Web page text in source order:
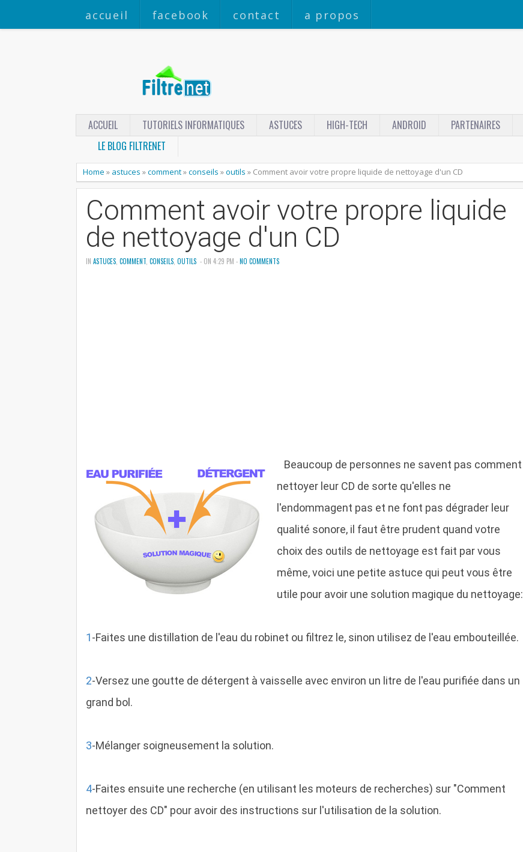
accueil facebook contact a propos
ACCUEIL TUTORIELS INFORMATIQUES ASTUCES HIGH-TECH ANDROID PARTENAIRES
LE BLOG FILTRENET
Home » astuces »comment»conseils »outils » Comment avoir votre propre liquide de nettoyage d'un CD
Comment avoir votre propre liquide
de nettoyage d'un CD
IN ASTUCES COMMENT CONSEILS OUTILS - ON 4:29 PM -NO COMMENTS
Beaucoup de personnes ne savent pas comment
nettoyer leur CD de sorte qu'elles ne
l'endommagent pas et ne font pas dégrader leur
qualité sonore, il faut être prudent quand votre
choix des outils de nettoyage est fait par vous
même, voici une petite astuce qui peut vous être
utile pour avoir une solution magique du nettoyage:
1-Faites une distillation de l'eau du robinet ou filtrez le, sinon utilisez de l'eau embouteillée.
2-Versez une goutte de détergent à vaisselle avec environ un litre de l'eau purifiée dans un
grand bol.
3-Mélanger soigneusement la solution.
4-Faites ensuite une recherche (en utilisant les moteurs de recherches) sur "Comment
nettoyer des CD" pour avoir des instructions sur l'utilisation de la solution.